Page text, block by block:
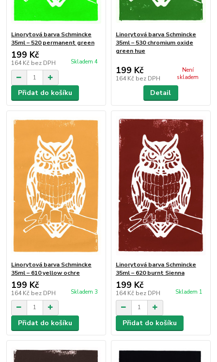
Linorytová barva Schmincke
35ml – 520 permanent green
199 Kč
164 Kč bez DPH Skladem 4
Přidat do košíku
Linorytová barva Schmincke
35ml – 530 chromium oxide
green hue
199 Kč
164 Kč bez DPH
Není
skladem
Detail
Linorytová barva Schmincke
35ml – 610 yellow ochre
199 Kč
164 Kč bez DPH Skladem 3
Přidat do košíku
Linorytová barva Schmincke
35ml – 620 burnt Sienna
199 Kč
164 Kč bez DPH Skladem 1
Přidat do košíku